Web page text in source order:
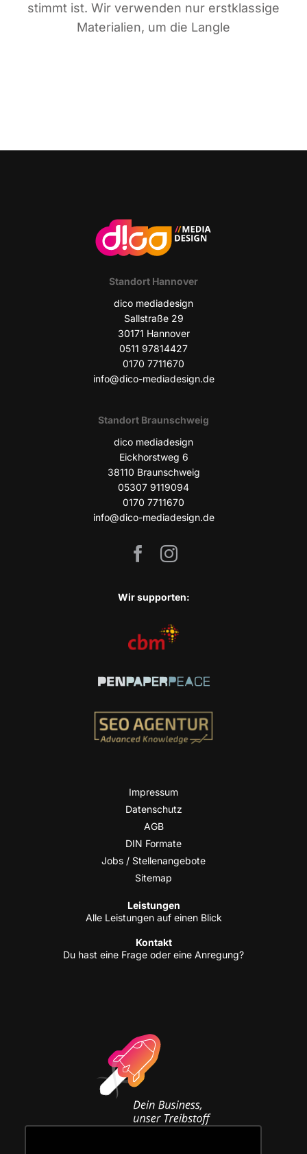
stimmt ist. Wir ver­wen­den nur erst­klas­si­ge
Mate­ria­li­en, um die Langle
Stand­ort Hannover
dico media­de­sign
Sall­stra­ße 29
30171 Han­no­ver
0511 97814427
0170 7711670
info@dico-mediadesign.de
Stand­ort Braunschweig
dico media­de­sign
Eick­horst­weg 6
38110 Braun­schweig
05307 9119094
0170 7711670
info@dico-mediadesign.de
Wir sup­port­en:
Impres­sum
Daten­schutz
AGB
DIN For­ma­te
Jobs / Stellenangebote
Site­map
Leis­tun­gen
Alle Leis­tun­gen auf einen Blick
Kon­takt
Du hast eine Fra­ge oder eine Anregung?